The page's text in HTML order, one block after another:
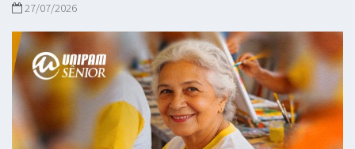
27/07/2026